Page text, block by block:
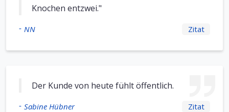
Knochen entzwei."
- NN Zitat
Der Kunde von heute fühlt öffentlich.
- Sabine Hübner Zitat